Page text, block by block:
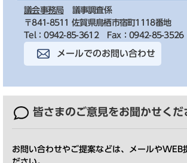
議会事務局
議事調査係
〒841-8511 佐賀県鳥栖市宿町1118番地
Tel：0942-85-3612
Fax：0942-85-3526
メールでのお問い合わせ
皆さまのご意見をお聞かせくだ
お問い合わせやご提案などは、メールやWEB